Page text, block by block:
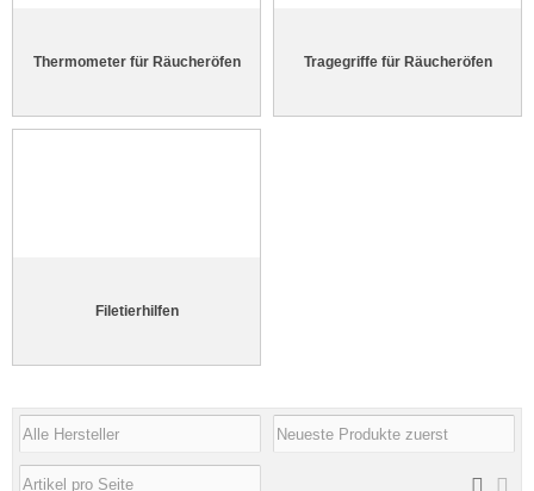
Thermometer für Räucheröfen Tragegriffe für Räucheröfen
Filetierhilfen